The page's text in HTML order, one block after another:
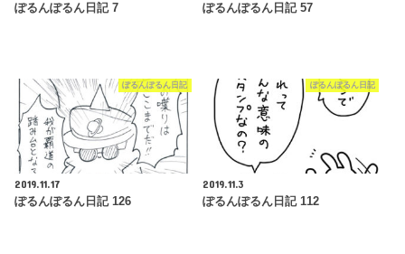
ぽるんぽるん日記 7
ぽるんぽるん日記 57
ぽるんぽるん日記
2019.11.17
ぽるんぽるん日記 126
ぽるんぽるん日記
2019.11.3
ぽるんぽるん日記 112